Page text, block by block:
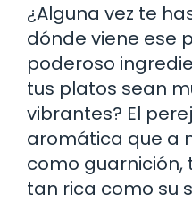
¿Alguna vez te
dónde viene ese
poderoso
tus platos sean
vibrantes? El
aromática que a
como guarnición,
tan rica como su